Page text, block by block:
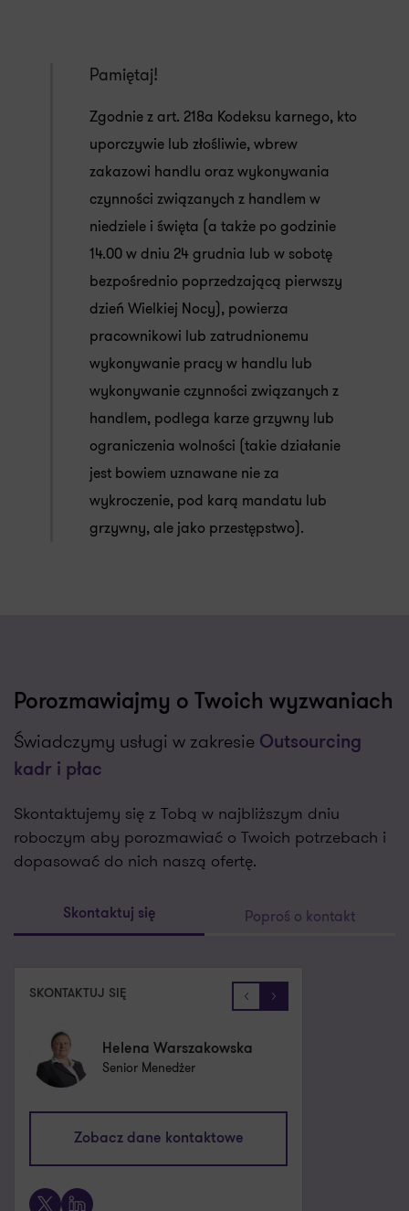
Pamiętaj!
Zgodnie z art. 218a Kodeksu karnego, kto
uporczywie lub złośliwie, wbrew
zakazowi handlu oraz wykonywania
czynności związanych z handlem w
niedziele i święta (a także po godzinie
14.00 w dniu 24 grudnia lub w sobotę
bezpośrednio poprzedzającą pierwszy
dzień Wielkiej Nocy), powierza
pracownikowi lub zatrudnionemu
wykonywanie pracy w handlu lub
wykonywanie czynności związanych z
handlem, podlega karze grzywny lub
ograniczenia wolności (takie działanie
jest bowiem uznawane nie za
wykroczenie, pod karą mandatu lub
grzywny, ale jako przestępstwo).
Porozmawiajmy o Twoich wyzwaniach
Świadczymy usługi w zakresie Outsourcing
kadr i płac
Skontaktujemy się z Tobą w najbliższym dniu
roboczym aby porozmawiać o Twoich potrzebach i
dopasować do nich naszą ofertę.
Skontaktuj się Poproś o kontakt
SKONTAKTUJ SIĘ
Zobacz dane kontaktowe
Helena Warszakowska
Senior Menedżer
Zobacz dane kontaktowe
X LinkedIn
Niniejsza publikacja została sporządzona z najwyższą starannością,